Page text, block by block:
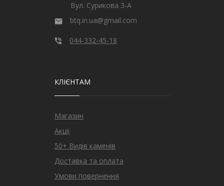
Вул. Сурикова 3-А
btq.in.ua@gmail.com
044-332-45-18
КЛІЄНТАМ
Магазин
Акції
50+ Видів каменів
Доставка та оплата
Умови повернення